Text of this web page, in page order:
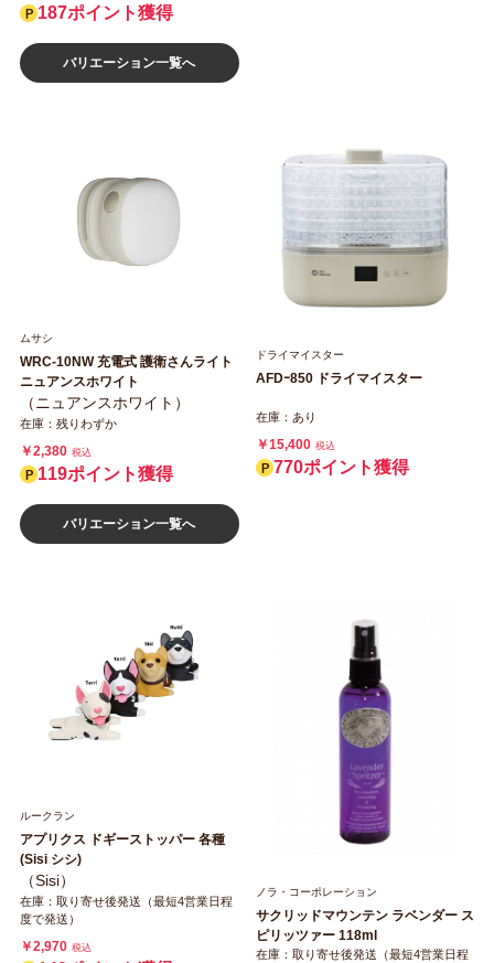
187ポイント獲得
バリエーション一覧へ
ムサシ
WRC-10NW 充電式 護衛さんライト
ニュアンスホワイト
（ニュアンスホワイト）
在庫：残りわずか
￥2,380 税込
119ポイント獲得
バリエーション一覧へ
ドライマイスター
AFDｰ850 ドライマイスター
在庫：あり
￥15,400 税込
770ポイント獲得
ルークラン
アプリクス ドギーストッパー 各種
(Sisi シシ)
（Sisi）
在庫：取り寄せ後発送（最短4営業日程
度で発送）
￥2,970 税込
ノラ・コーポレーション
サクリッドマウンテン ラベンダー ス
ピリッツァー 118ml
在庫：取り寄せ後発送（最短4営業日程